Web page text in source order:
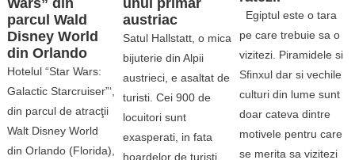
Wars” din
parcul Wald
Disney World
din Orlando
Hotelul “Star Wars:
Galactic Starcruiser”‘,
din parcul de atracţii
Walt Disney World
din Orlando (Florida),
unui primar
austriac
Satul Hallstatt, o mica
bijuterie din Alpii
austrieci, e asaltat de
turisti. Cei 900 de
locuitori sunt
exasperati, in fata
hoardelor de turisti
Egiptul este o tara
pe care trebuie sa o
vizitezi. Piramidele si
Sfinxul dar si vechile
culturi din lume sunt
doar cateva dintre
motivele pentru care
se merita sa vizitezi